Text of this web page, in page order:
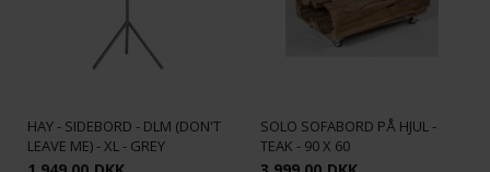
HAY - SIDEBORD - DLM (DON'T
LEAVE ME) - XL - GREY
SOLO SOFABORD PÅ HJUL -
TEAK - 90 X 60